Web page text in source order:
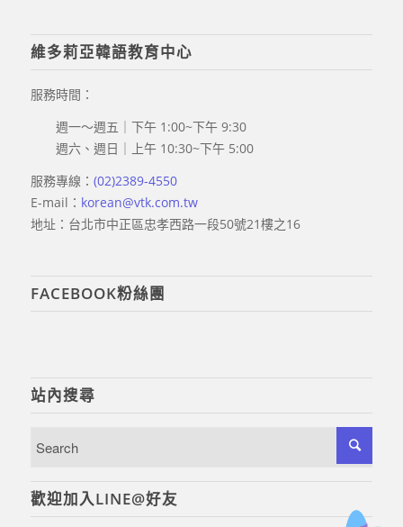
維多莉亞韓語教育中心
服務時間：
週一～週五｜下午 1:00~下午 9:30
週六、週日｜上午 10:30~下午 5:00
服務專線： (02)2389-4550
E-mail： korean@vtk.com.tw
地址：台北市中正區忠孝西路一段50號21樓之16
FACEBOOK粉絲團
站內搜尋
歡迎加入LINE@好友